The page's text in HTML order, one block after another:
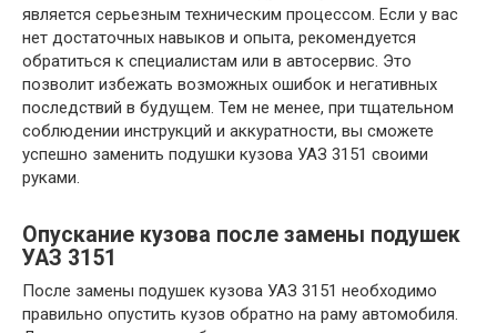
является серьезным техническим процессом. Если у вас
нет достаточных навыков и опыта, рекомендуется
обратиться к специалистам или в автосервис. Это
позволит избежать возможных ошибок и негативных
последствий в будущем. Тем не менее, при тщательном
соблюдении инструкций и аккуратности, вы сможете
успешно заменить подушки кузова УАЗ 3151 своими
руками.
Опускание кузова после замены подушек
УАЗ 3151
После замены подушек кузова УАЗ 3151 необходимо
правильно опустить кузов обратно на раму автомобиля.